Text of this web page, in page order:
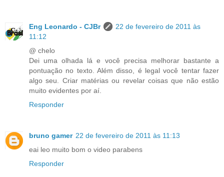
Eng Leonardo - CJBr
22 de fevereiro de 2011 às
11:12
@ chelo
Dei uma olhada lá e você precisa melhorar bastante a
pontuação no texto. Além disso, é legal você tentar fazer
algo seu. Criar matérias ou revelar coisas que não estão
muito evidentes por aí.
Responder
bruno gamer 22 de fevereiro de 2011 às 11:13
eai leo muito bom o video parabens
Responder